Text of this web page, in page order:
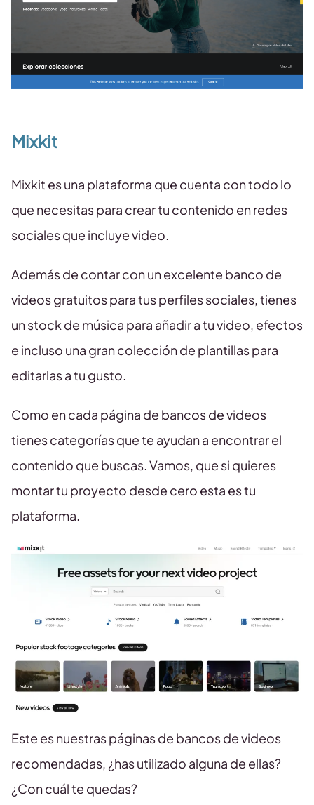
Mixkit
Mixkit es una plataforma que cuenta con todo lo
que necesitas para crear tu contenido en redes
sociales que incluye video.
Además de contar con un excelente banco de
videos gratuitos para tus perfiles sociales, tienes
un stock de música para añadir a tu video, efectos
e incluso una gran colección de plantillas para
editarlas a tu gusto.
Como en cada página de bancos de videos
tienes categorías que te ayudan a encontrar el
contenido que buscas. Vamos, que si quieres
montar tu proyecto desde cero esta es tu
plataforma.
Este es nuestras páginas de bancos de videos
recomendadas, ¿has utilizado alguna de ellas?
¿Con cuál te quedas?